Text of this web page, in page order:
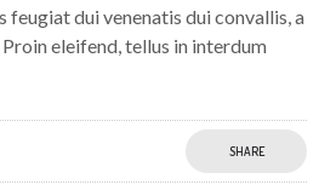
feugiat dui venenatis dui convallis, a
eleifend, tellus in interdum
SHARE